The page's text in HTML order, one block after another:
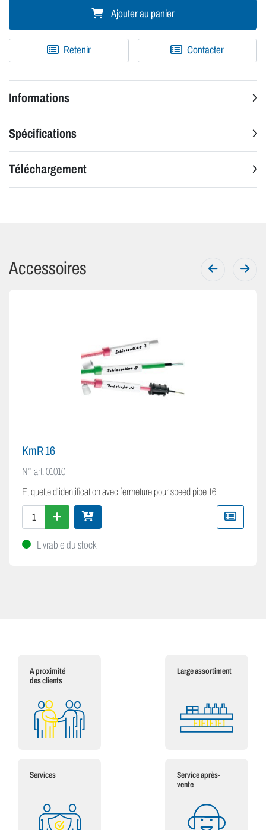
Ajouter au panier
Retenir Contacter
Informations
Spécifications
Téléchargement
Accessoires
KmR 16
N° art.01010
Etiquette d'identification avec fermeture pour speed pipe 16
Livrable du stock
A proximité
des clients
Large assortiment
Services
Service après-
vente